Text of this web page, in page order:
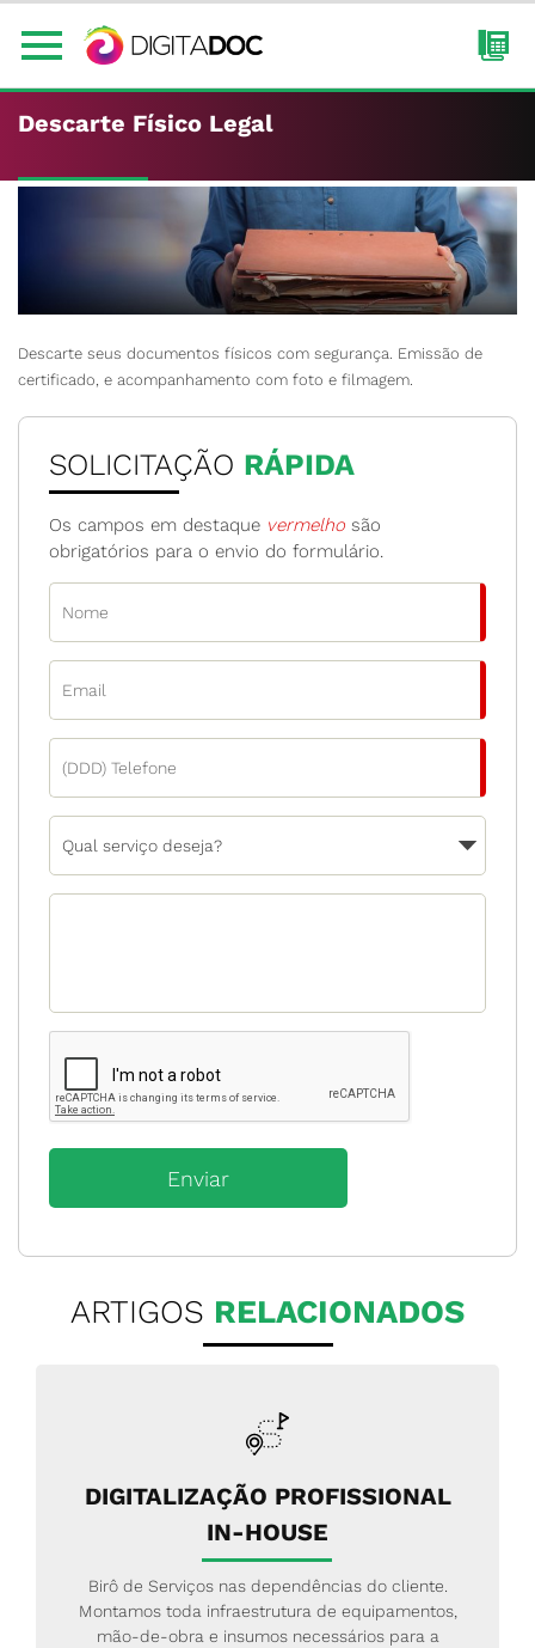
Descarte Físico Legal
Descarte seus documentos físicos com segurança. Emissão de
certificado, e acompanhamento com foto e filmagem.
SOLICITAÇÃO RÁPIDA
Os campos em destaque vermelho são
obrigatórios para o envio do formulário.
ARTIGOS RELACIONADOS
DIGITALIZAÇÃO PROFISSIONAL
IN-HOUSE
Birô de Serviços nas dependências do cliente.
Montamos toda infraestrutura de equipamentos,
mão-de-obra e insumos necessários para a